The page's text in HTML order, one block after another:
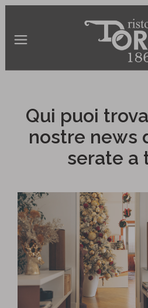
Qui puoi
nostre news
serate a